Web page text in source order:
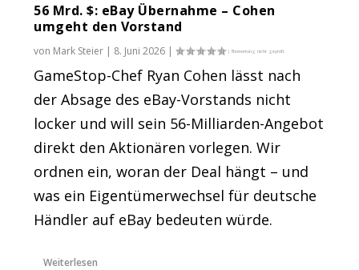
56 Mrd. $: eBay Übernahme – Cohen
umgeht den Vorstand
von Mark Steier | 8. Juni 2026 |
GameStop-Chef Ryan Cohen lässt nach
der Absage des eBay-Vorstands nicht
locker und will sein 56-Milliarden-Angebot
direkt den Aktionären vorlegen. Wir
ordnen ein, woran der Deal hängt – und
was ein Eigentümerwechsel für deutsche
Händler auf eBay bedeuten würde.
Weiterlesen